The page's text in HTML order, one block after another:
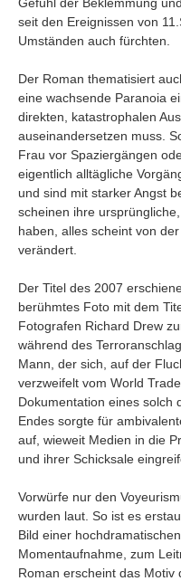
seit den Ereignissen von
Umständen auch fürchten.
Der Roman thematisiert
eine wachsende Paranoia
direkten, katastrophalen
auseinandersetzen muss.
Frau vor Spaziergängen
eigentlich alltägliche
und sind mit starker Angst
scheinen ihre
haben, alles scheint von
verändert.
Der Titel des 2007
berühmtes Foto mit dem
Fotografen Richard Drew
während des
Mann, der sich, auf der
verzweifelt vom World
Dokumentation eines solch
Endes sorgte für
auf, wieweit Medien in die
und ihrer Schicksale
Vorwürfe nur den
wurden laut. So ist es
Bild einer
Momentaufnahme, zum
Roman erscheint das